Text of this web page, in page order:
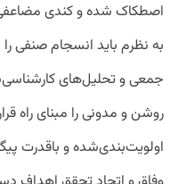
اصطکاک شده و کندی
به نظرم باید انسجام صنفی
جمعی و تحلیل‌های
روشن و مدونی را مبنای راه
اولویت‌بندی‌شده و باقدرت